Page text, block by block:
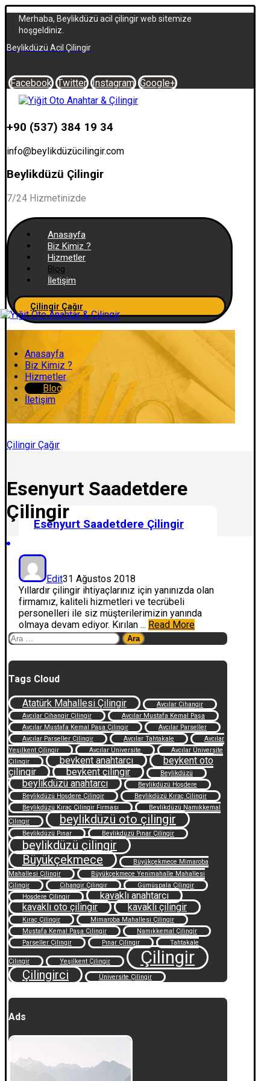
Merhaba, Beylikdüzü acil çilingir web sitemize
hoşgeldiniz.
Beylikdüzü Acil Çilingir
Facebook Twitter Instagram Google+
+90 (537) 384 19 34
info@beylikdüzücilingir.com
Beylikdüzü Çilingir
7/24 Hizmetinizde
Anasayfa
Biz Kimiz ?
Hizmetler
Blog
İletişim
Çilingir Çağır
Anasayfa
Biz Kimiz ?
Hizmetler
Blog
İletişim
Çilingir Çağır
Esenyurt Saadetdere
Çilingir
Esenyurt Saadetdere Çilingir
Edit31 Ağustos 2018
Yıllardır çilingir ihtiyaçlarınız için yanınızda olan
firmamız, kaliteli hizmetleri ve tecrübeli
personelleri ile siz müşterilerimizin yanında
olmaya devam ediyor. Kırılan ... Read More
Arama:
Tags Cloud
Atatürk Mahallesi Çilingir
Avcılar Cihangir
Avcılar Cihangir Çilingir
Avcılar Mustafa Kemal Paşa
Avcılar Mustafa Kemal Paşa Çilingir
Avcılar Parseller
Avcılar Parseller Çilingir
Avcılar Tahtakale
Avcılar
Yeşilkent Çilingir
Avcılar Üniversite
Avcılar Üniversite
Çilingir
beykent anahtarcı
beykent oto
çilingir
beykent çilingir Beylikdüzü
beylikdüzü anahtarcı
Beylikdüzü Hoşdere
Beylikdüzü Hoşdere Çilingir
Beylikdüzü Kıraç Çilingir
Beylikdüzü Kıraç Çilingir Firması
Beylikdüzü Namıkkemal
Çilingir
beylikdüzü oto çilingir
Beylikdüzü Pınar Beylikdüzü Pınar Çilingir
beylikdüzü çilingir
Büyükçekmece
Büyükçekmece Mimaroba
Mahallesi Çilingir
Büyükçekmece Yenimahalle Mahallesi
Çilingir
Cihangir Çilingir
Gümüşpala Çilingir
Hoşdere Çilingir
kavaklı anahtarcı
kavaklı oto çilingir
kavaklı çilingir
Kıraç Çilingir
Mimaroba Mahallesi Çilingir
Mustafa Kemal Paşa Çilingir
Namıkkemal Çilingir
Parseller Çilingir
Pınar Çilingir Tahtakale
Çilingir Yeşilkent Çilingir Çilingir
Çilingirci Üniversite Çilingir
Ads